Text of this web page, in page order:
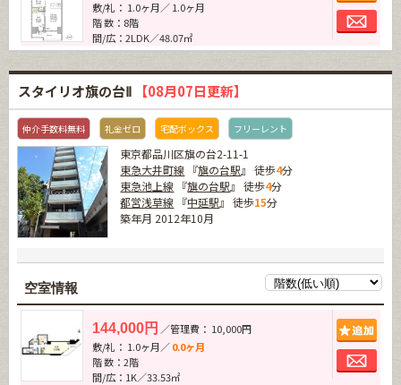
敷/礼： 1.0ヶ月／ 1.0ヶ月
階 数：8階
間/広：2LDK／48.07㎡
スタイリオ旗の台Ⅱ 【08月07日更新】
仲介手数料無料 礼金ゼロ 宅配ボックス フリーレント
東京都品川区旗の台2-11-1
東急大井町線 『旗の台駅』 徒歩4分
東急池上線 『旗の台駅』 徒歩4分
都営浅草線 『中延駅』 徒歩15分
築年月 2012年10月
空室情報
144,000円 ／管理費： 10,000円
敷/礼： 1.0ヶ月／0.0ヶ月
階 数：2階
間/広：1K／33.53㎡